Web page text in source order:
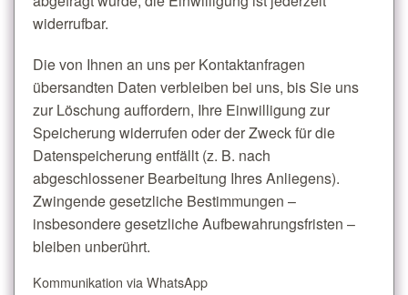
widerrufbar.
Die von Ihnen an uns per Kontaktanfragen
übersandten Daten verbleiben bei uns, bis Sie uns
zur Löschung auffordern, Ihre Einwilligung zur
Speicherung widerrufen oder der Zweck für die
Datenspeicherung entfällt (z. B. nach
abgeschlossener Bearbeitung Ihres Anliegens).
Zwingende gesetzliche Bestimmungen –
insbesondere gesetzliche Aufbewahrungsfristen –
bleiben unberührt.
Kommunikation via WhatsApp